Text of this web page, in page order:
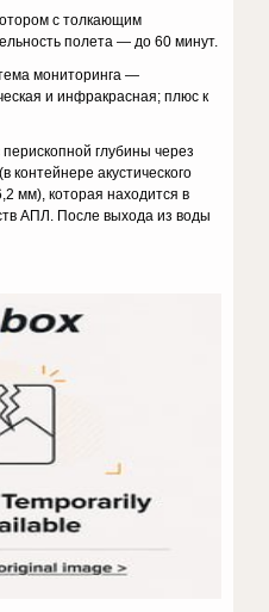
с толкающим
полета — до 60 минут.
мониторинга —
и инфракрасная; плюс к
глубины через
контейнере акустического
мм), которая находится в
АПЛ. После выхода из воды